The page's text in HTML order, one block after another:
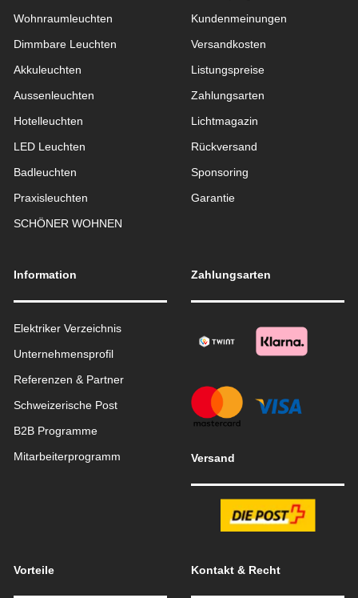
Wohnraum­leuchten
Dimmbare Leuchten
Akkuleuchten
Aussen­leuchten
Hotelleuchten
LED Leuchten
Badleuchten
Praxisleuchten
SCHÖNER WOHNEN
Kundenmeinungen
Versandkosten
Listungspreise
Zahlungsarten
Lichtmagazin
Rückversand
Sponsoring
Garantie
Information
Elektriker Verzeichnis
Unternehmensprofil
Referenzen & Partner
Schweizerische Post
B2B Programme
Mitarbeiterprogramm
Zahlungsarten
Versand
Vorteile Kontakt & Recht